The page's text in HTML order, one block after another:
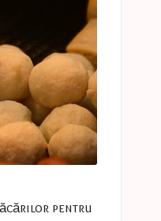
pentru